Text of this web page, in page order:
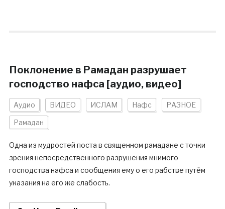
Поклонение в Рамадан разрушает
господство нафса [аудио, видео]
Аудио ВИДЕО ИСЛАМ Нафс РАЗНОЕ
Рамадан
Одна из мудростей поста в священном рамадане с точки
зрения непосредственного разрушения мнимого
господства нафса и сообщения ему о его рабстве путём
указания на его же слабость.